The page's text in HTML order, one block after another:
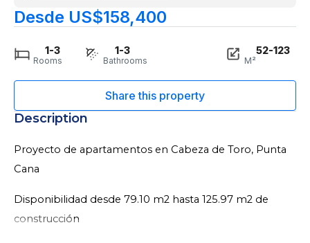
Desde US$158,400
1-3
Rooms
1-3
Bathrooms
52-123
M²
Description
Proyecto de apartamentos en Cabeza de Toro, Punta
Cana
Disponibilidad desde 79.10 m2 hasta 125.97 m2 de
construcción